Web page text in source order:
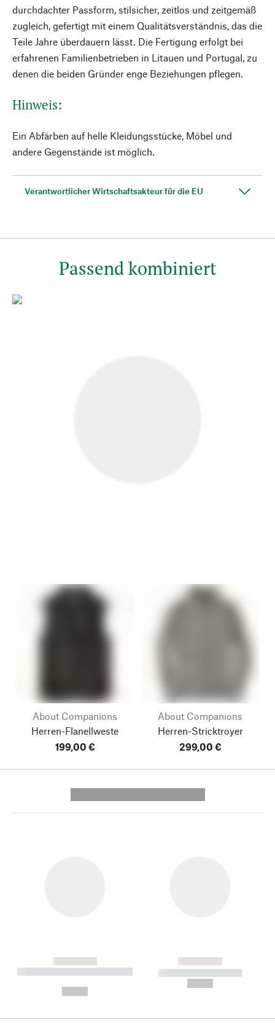
durchdachter Passform, stilsicher, zeitlos und zeitgemäß
zugleich, gefertigt mit einem Qualitätsverständnis, das die
Teile Jahre überdauern lässt. Die Fertigung erfolgt bei
erfahrenen Familienbetrieben in Litauen und Portugal, zu
denen die beiden Gründer enge Beziehungen pflegen.
Hinweis:
Ein Abfärben auf helle Kleidungsstücke, Möbel und
andere Gegenstände ist möglich.
Verantwortlicher Wirtschaftsakteur für die EU
Passend kombiniert
About Companions
Herren-Flanellweste
199,00 €
About Companions
Herren-Stricktroyer
299,00 €
------------
----------- ----------- --------
------------
----------- -----------